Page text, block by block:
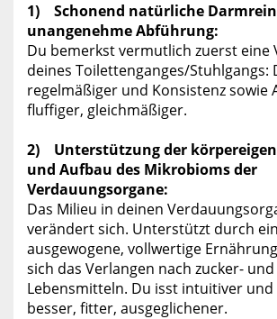
1) Schonend natürliche
unangenehme Abführung:
Du bemerkst vermutlich zuerst eine
deines Toilettenganges/Stuhlgangs:
regelmäßiger und Konsistenz sowie
fluffiger, gleichmäßiger.
2) Unterstützung der
und Aufbau des Mikrobioms der
Verdauungsorgane:
Das Milieu in deinen
verändert sich. Unterstützt durch
ausgewogene, vollwertige
sich das Verlangen nach zucker-
Lebensmitteln. Du isst intuitiver
besser, fitter, ausgeglichener.